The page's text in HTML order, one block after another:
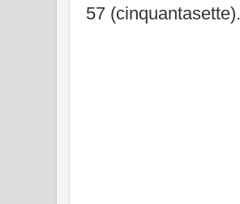
57 (cinquantasette).